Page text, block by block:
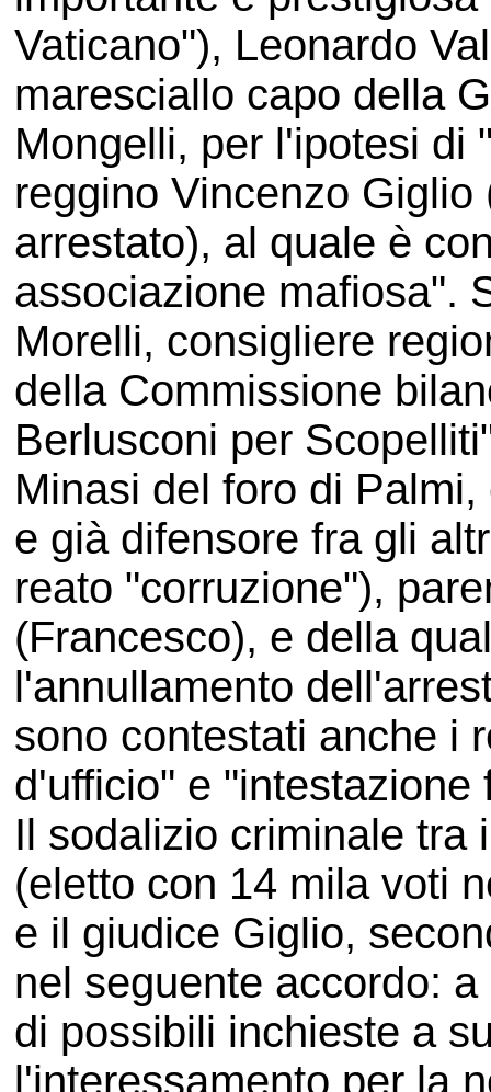
Vaticano"), Leonardo
maresciallo capo della
Mongelli, per l'ipotesi di
reggino Vincenzo
arrestato), al quale è
associazione mafiosa".
Morelli, consigliere
della Commissione
Berlusconi per
Minasi del foro di
e già difensore fra gli
reato "corruzione"),
(Francesco), e della
l'annullamento
sono contestati anche i
d'ufficio" e "intestazione
Il sodalizio criminale tra
(eletto con 14 mila voti
e il giudice Giglio,
nel seguente accordo:
di possibili inchieste a
l'interessamento per la